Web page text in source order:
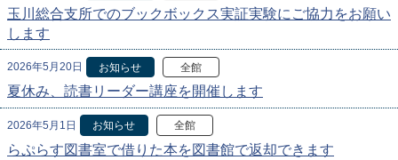
玉川総合支所でのブックボックス実証実験にご協力をお願い
します
2026年5月20日 お知らせ 全館
夏休み、読書リーダー講座を開催します
2026年5月1日 お知らせ 全館
らぷらす図書室で借りた本を図書館で返却できます